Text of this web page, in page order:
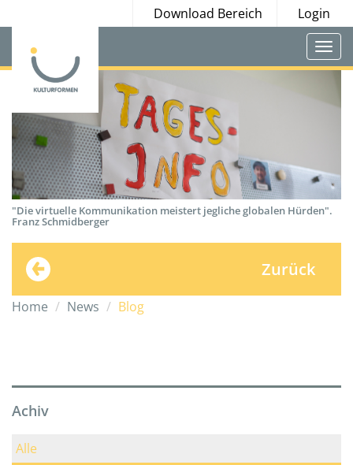
Download Bereich Login
"Die virtuelle Kommunikation meistert jegliche globalen Hürden".
Franz Schmidberger
Zurück
Home News Blog
Achiv
Alle